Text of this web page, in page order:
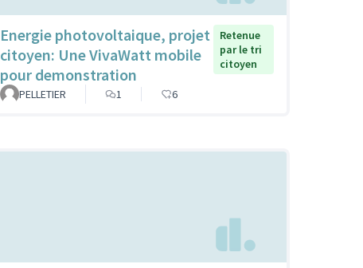
Energie photovoltaique, projet
citoyen: Une VivaWatt mobile
pour demonstration
Retenue
par le tri
citoyen
PELLETIER 1 6